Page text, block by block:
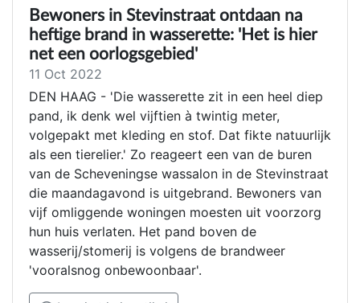
Bewoners in Stevinstraat ontdaan na
heftige brand in wasserette: 'Het is hier
net een oorlogsgebied'
11 Oct 2022
DEN HAAG - 'Die wasserette zit in een heel diep
pand, ik denk wel vijftien à twintig meter,
volgepakt met kleding en stof. Dat fikte natuurlijk
als een tierelier.' Zo reageert een van de buren
van de Scheveningse wassalon in de Stevinstraat
die maandagavond is uitgebrand. Bewoners van
vijf omliggende woningen moesten uit voorzorg
hun huis verlaten. Het pand boven de
wasserij/stomerij is volgens de brandweer
'vooralsnog onbewoonbaar'.